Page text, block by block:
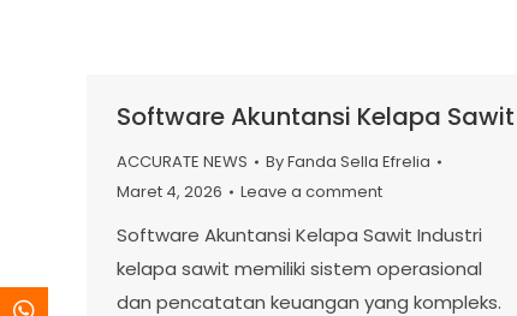
Software Akuntansi Kelapa Sawit
ACCURATE NEWS ByFanda Sella Efrelia
Maret 4, 2026
Leave a comment
Software Akuntansi Kelapa Sawit Industri
kelapa sawit memiliki sistem operasional
dan pencatatan keuangan yang kompleks.